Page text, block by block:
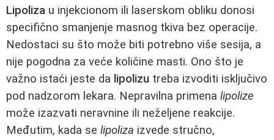
Lipoliza u injekcionom ili laserskom obliku donosi
specifično smanjenje masnog tkiva bez operacije.
Nedostaci su što može biti potrebno više sesija, a
nije pogodna za veće količine masti. Ono što je
važno istaći jeste da lipolizu treba izvoditi isključivo
pod nadzorom lekara. Nepravilna primena lipolize
može izazvati neravnine ili neželjene reakcije.
Međutim, kada se lipoliza izvede stručno,